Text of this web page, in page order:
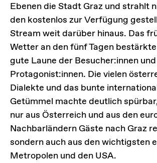
Ebenen die Stadt Graz und strahlt
den kostenlos zur Verfügung
Stream weit darüber hinaus. Das
Wetter an den fünf Tagen
gute Laune der Besucher:innen
Protagonist:innen. Die vielen
Dialekte und das bunte
Getümmel machte deutlich
nur aus Österreich und aus den
Nachbarländern Gäste nach Graz
sondern auch aus den wichtigsten
Metropolen und den USA.